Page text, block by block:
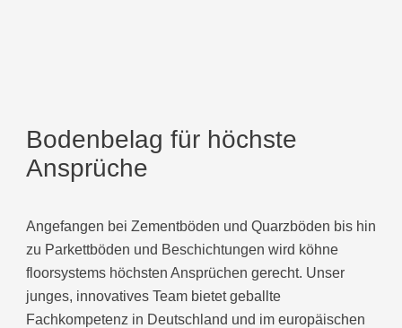
Bodenbelag für höchste
Ansprüche
Angefangen bei Zementböden und Quarzböden bis hin
zu Parkettböden und Beschichtungen wird köhne
floorsystems höchsten Ansprüchen gerecht. Unser
junges, innovatives Team bietet geballte
Fachkompetenz in Deutschland und im europäischen